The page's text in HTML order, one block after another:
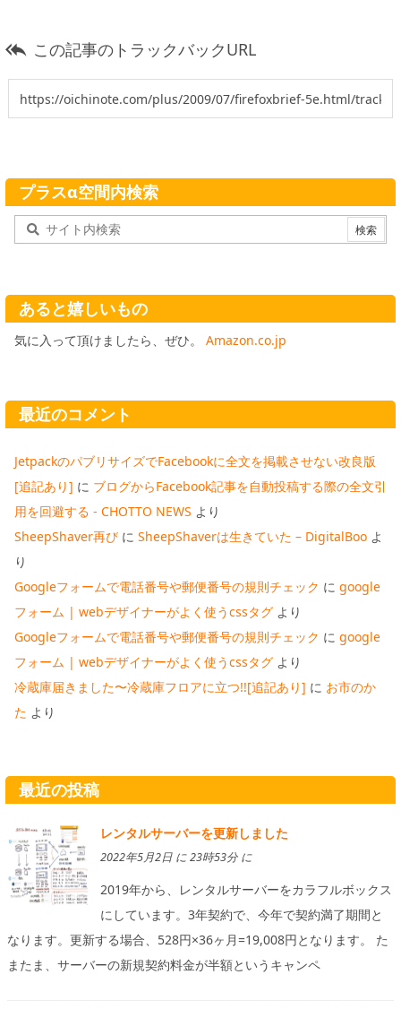
 この記事のトラックバックURL
プラスα空間内検索
あると嬉しいもの
気に入って頂けましたら、ぜひ。 Amazon.co.jp
最近のコメント
JetpackのパブリサイズでFacebookに全文を掲載させない改良版
[追記あり] に ブログからFacebook記事を自動投稿する際の全文引
用を回避する - CHOTTO NEWS より
SheepShaver再び に SheepShaverは生きていた – DigitalBoo よ
り
Googleフォームで電話番号や郵便番号の規則チェック に google
フォーム | webデザイナーがよく使うcssタグ より
Googleフォームで電話番号や郵便番号の規則チェック に google
フォーム | webデザイナーがよく使うcssタグ より
冷蔵庫届きました〜冷蔵庫フロアに立つ!![追記あり] に お市のか
た より
最近の投稿
レンタルサーバーを更新しました
2022年5月2日 に 23時53分 に
2019年から、レンタルサーバーをカラフルボックス
にしています。3年契約で、今年で契約満了期間と
なります。更新する場合、528円×36ヶ月=19,008円となります。 た
またま、サーバーの新規契約料金が半額というキャンペ